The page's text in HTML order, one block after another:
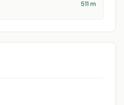
511 m